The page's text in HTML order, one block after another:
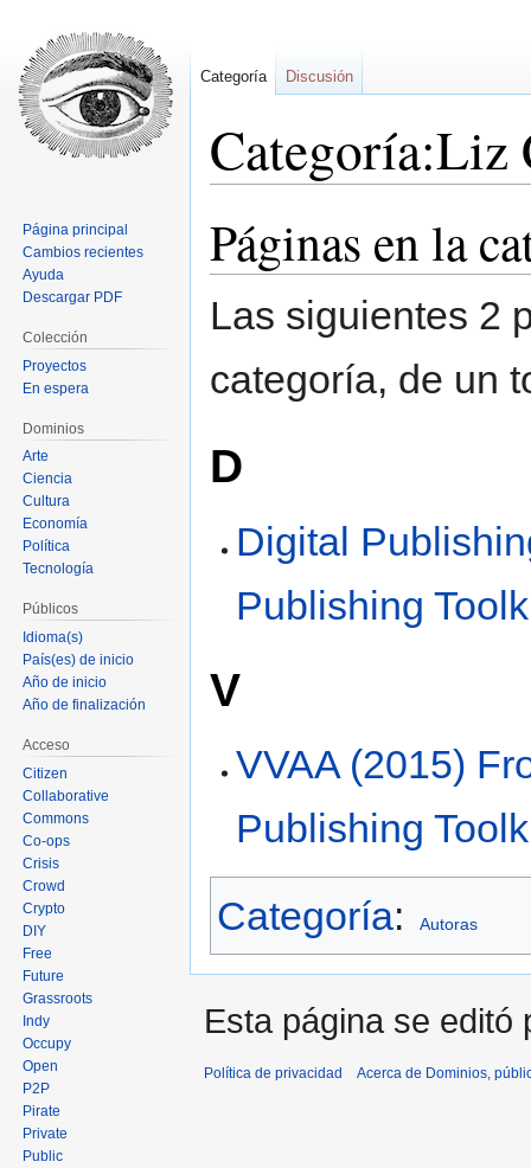
Categoría:Liz
la
navegación
la
búsqueda
Páginas en la
Las siguientes 2
categoría, de un
D
Digital
Publishing
V
VVAA (2015)
Publishing
Categoría: Autoras
Categoría Discusión
Página principal
Cambios recientes
Ayuda
Descargar PDF
Colección
Proyectos
En espera
Dominios
Arte
Ciencia
Cultura
Economía
Política
Tecnología
Públicos
Idioma(s)
País(es) de inicio
Año de inicio
Año de finalización
Acceso
Citizen
Collaborative
Commons
Co-ops
Crisis
Crowd
Crypto
DIY
Free
Future
Grassroots
Indy
Occupy
Open
P2P
Pirate
Private
Public
Esta página se editó
Política de privacidad Acerca de Dominios,